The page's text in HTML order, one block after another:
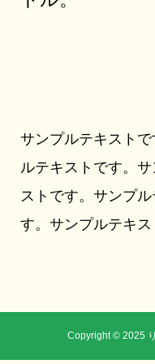
サンプルテキスト
ルテキストです。
ストです。サンプ
す。サンプルテキス
Copyright © 2025